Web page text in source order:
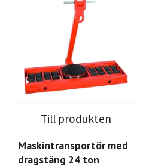
Till produkten
Maskintransportör med
dragstång 24 ton